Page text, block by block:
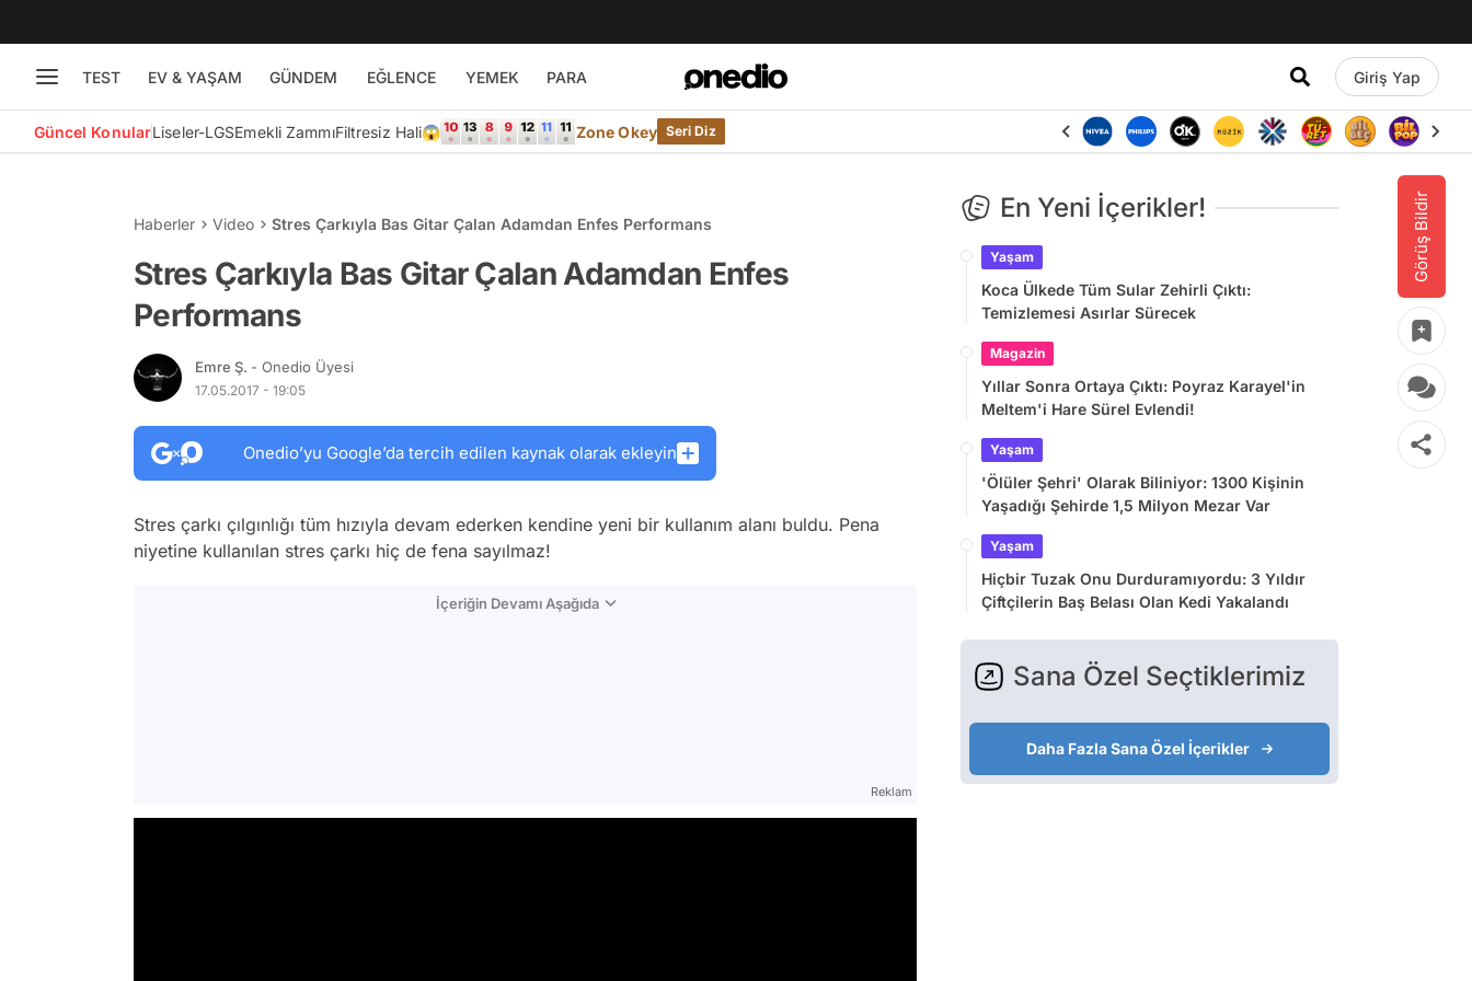
TEST EV & YAŞAM GÜNDEM EĞLENCE YEMEK PARA Giriş Yap
Güncel KonularLiseler-LGSEmekli ZammıFiltresiz Hali😱 Zone Okey Seri Diz
Görüş Bildir
Haberler Video Stres Çarkıyla Bas Gitar Çalan Adamdan Enfes Performans
Stres Çarkıyla Bas Gitar Çalan Adamdan Enfes
Performans
Emre Ş. - Onedio Üyesi
17.05.2017 - 19:05
Onedio’yu Google’da tercih edilen kaynak olarak ekleyin
Stres çarkı çılgınlığı tüm hızıyla devam ederken kendine yeni bir kullanım alanı buldu. Pena
niyetine kullanılan stres çarkı hiç de fena sayılmaz!
İçeriğin Devamı Aşağıda
Reklam
En Yeni İçerikler!
Yaşam
Koca Ülkede Tüm Sular Zehirli Çıktı:
Temizlemesi Asırlar Sürecek
Magazin
Yıllar Sonra Ortaya Çıktı: Poyraz Karayel'in
Meltem'i Hare Sürel Evlendi!
Yaşam
'Ölüler Şehri' Olarak Biliniyor: 1300 Kişinin
Yaşadığı Şehirde 1,5 Milyon Mezar Var
Yaşam
Hiçbir Tuzak Onu Durduramıyordu: 3 Yıldır
Çiftçilerin Baş Belası Olan Kedi Yakalandı
Sana Özel Seçtiklerimiz
Daha Fazla Sana Özel İçerikler